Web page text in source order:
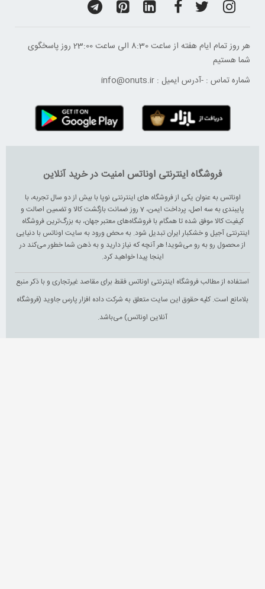
هر روز تمام ایام هفته از ساعت 8:30 الی ساعت 23:00 ‌روز پاسخگوی
شما هستیم
شماره تماس : -آدرس ایمیل : info@onuts.ir
فروشگاه اینترنتی اوناتس امنیت در خرید آنلاین
اوناتس به عنوان یکی از فروشگاه های اینترنتی نوپا با بیش از دو سال تجربه، با
پایبندی به سه اصل، پرداخت ایمن، 7 روز ضمانت بازگشت کالا و تضمین اصالت و
کیفیت کالا موفق شده تا همگام با فروشگاه‌های معتبر جهان، به بزرگ‌ترین فروشگاه
اینترنتی آجیل و خشکبار ایران تبدیل شود. به محض ورود به سایت اوناتس با دنیایی
از محصول رو به رو می‌شوید! هر آنچه که نیاز دارید و به ذهن شما خطور می‌کند در
اینجا پیدا خواهید کرد.
استفاده از مطالب فروشگاه اینترنتی اوناتس فقط برای مقاصد غیرتجاری و با ذکر منبع
بلامانع است. کلیه حقوق این سایت متعلق به شرکت داده افزار پارس جاوید (فروشگاه
آنلاین اوناتس) می‌باشد.